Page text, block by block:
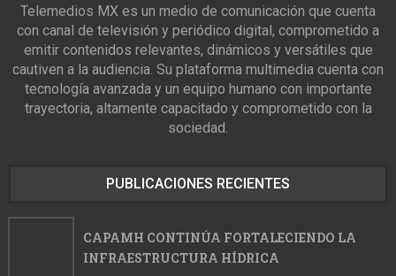
Telemedios MX es un medio de comunicación que cuenta
con canal de televisión y periódico digital, comprometido a
emitir contenidos relevantes, dinámicos y versátiles que
cautiven a la audiencia. Su plataforma multimedia cuenta con
tecnología avanzada y un equipo humano con importante
trayectoria, altamente capacitado y comprometido con la
sociedad.
PUBLICACIONES RECIENTES
CAPAMH CONTINÚA FORTALECIENDO LA
INFRAESTRUCTURA HÍDRICA